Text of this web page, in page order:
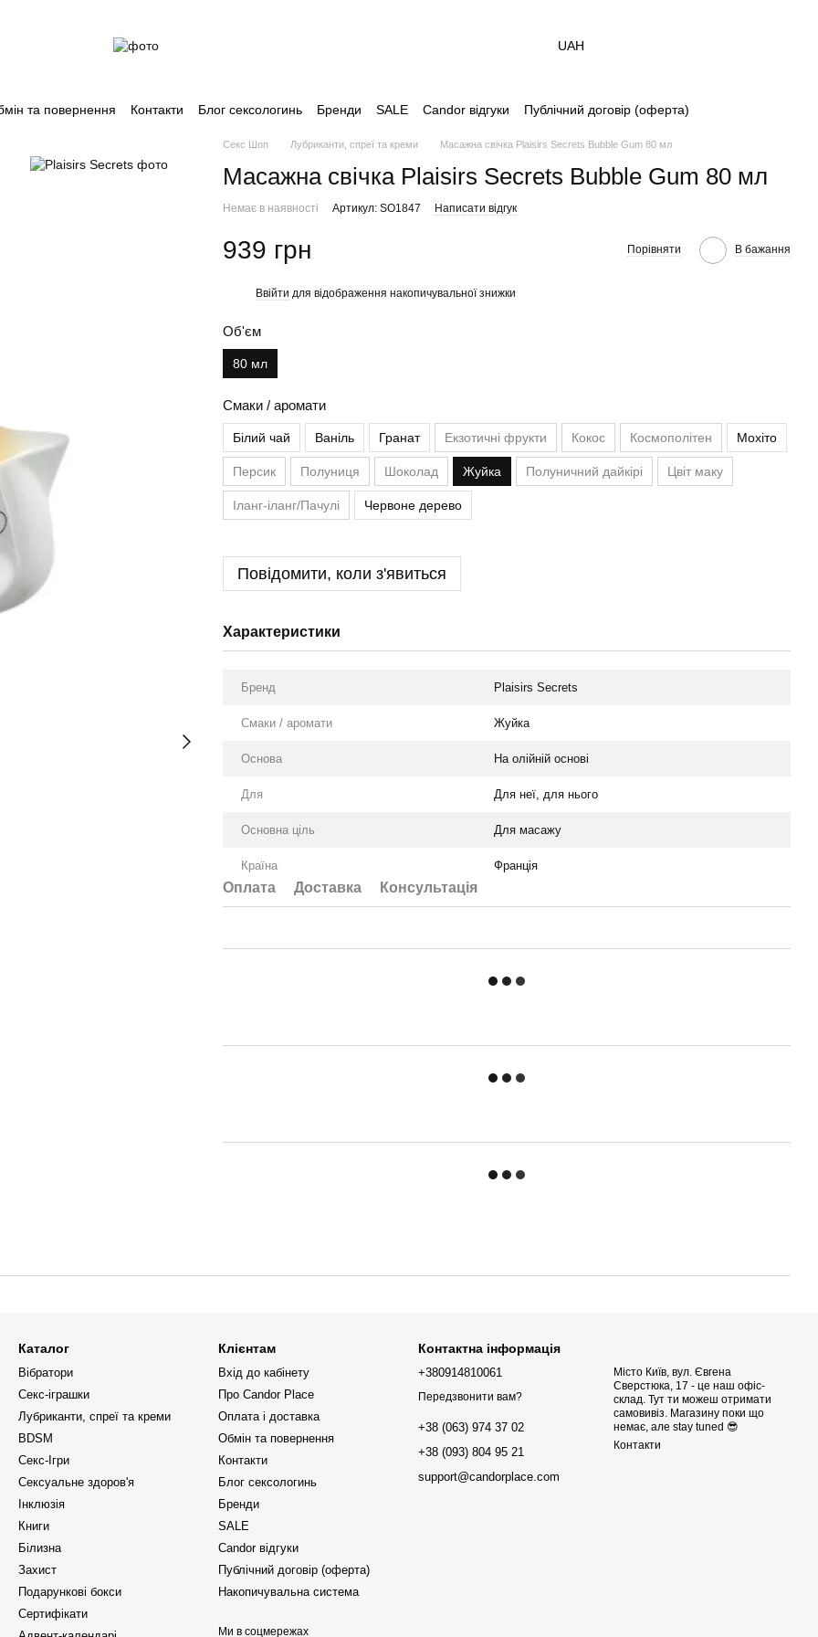
UAH
та повернення Контакти Блог сексологинь Бренди SALE Candor відгуки Публічний договір (оферта)
Секс Шоп Лубриканти, спреї та креми Масажна свічка Plaisirs Secrets Bubble Gum 80 мл
Масажна свічка Plaisirs Secrets Bubble Gum 80 мл
Немає в наявності Артикул: SO1847 Написати відгук
939 грн Порівняти В бажання
Ввійти для відображення накопичувальної знижки
Об'єм
80 мл
Смаки / аромати
Білий чай Ваніль Гранат Екзотичні фрукти Кокос Космополітен Мохіто
Персик Полуниця Шоколад Жуйка Полуничний дайкірі Цвіт маку
Іланг-іланг/Пачулі Червоне дерево
Повідомити, коли з'явиться
Характеристики
Бренд Plaisirs Secrets
Смаки / аромати Жуйка
Оснoва На олійній основі
Для Для неї, для нього
Основна ціль Для масажу
Країна Франція
Оплата Доставка Консультація
Каталог
Вібратори
Секс-іграшки
Лубриканти, спреї та креми
BDSM
Секс-Ігри
Сексуальне здоров'я
Інклюзія
Книги
Білизна
Захист
Подарункові бокси
Сертифікати
Клієнтам
Вхід до кабінету
Про Candor Place
Оплата і доставка
Обмін та повернення
Контакти
Блог сексологинь
Бренди
SALE
Candor відгуки
Публічний договір (оферта)
Накопичувальна система
Ми в соцмережах
Контактна інформація
+380914810061
Передзвонити вам?
+38 (063) 974 37 02
+38 (093) 804 95 21
support@candorplace.com
Місто Київ, вул. Євгена
Сверстюка, 17 - це наш офіс-
склад. Тут ти можеш отримати
самовивіз. Магазину поки що
немає, але stay tuned 😎
Контакти